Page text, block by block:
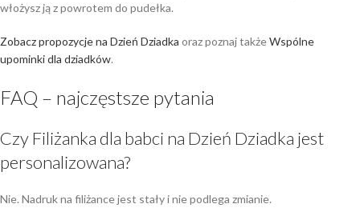
włożysz ją z powrotem do pudełka.
Zobacz propozycje na Dzień Dziadka oraz poznaj takżeWspólne
upominki dla dziadków.
FAQ – najczęstsze pytania
Czy Filiżanka dla babci na Dzień Dziadka jest
personalizowana?
Nie. Nadruk na filiżance jest stały i nie podlega zmianie.